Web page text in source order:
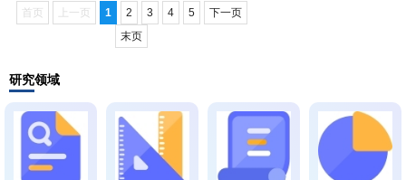
首页 上一页 1 2 3 4 5
下一页
末页
研究领域